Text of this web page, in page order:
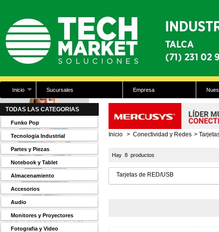
Inicio Sucursales Empresa
TODAS LAS CATEGORIAS
Funko Pop
Tecnologia Industrial
Partes y Piezas
Notebook y Tablet
Almacenamiento
Accesorios
Audio
Monitores y Proyectores
Fotografia y Video
Inicio > Conectividad y Redes >
Hay 8 productos
Tarjetas de RED/USB